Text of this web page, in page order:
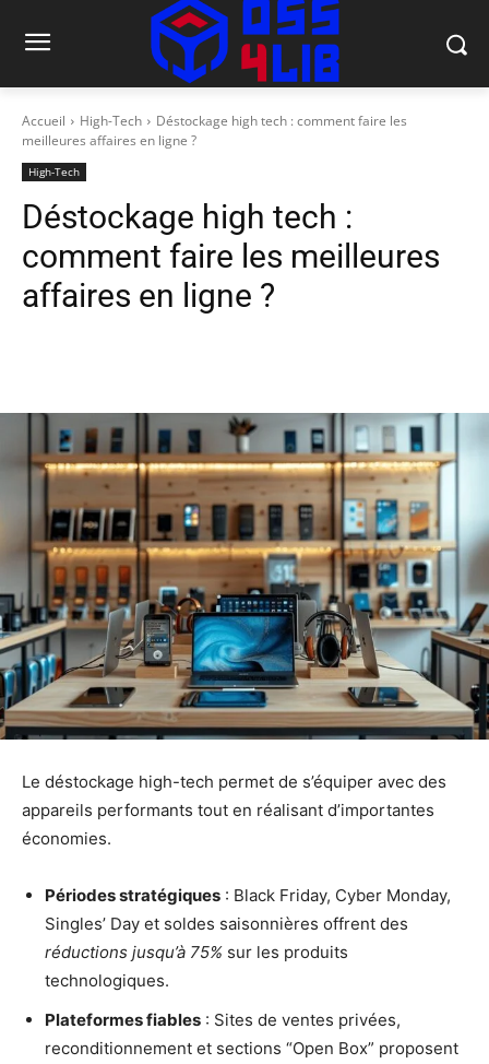
Accueil High-Tech
Déstockage high tech : comment faire les
meilleures affaires en ligne ?
High-Tech
Déstockage high tech :
comment faire les meilleures
affaires en ligne ?
Le déstockage high-tech permet de s’équiper avec des
appareils performants tout en réalisant d’importantes
économies.
Périodes stratégiques : Black Friday, Cyber Monday,
Singles’ Day et soldes saisonnières offrent des
réductions jusqu’à 75% sur les produits
technologiques.
Plateformes fiables : Sites de ventes privées,
reconditionnement et sections “Open Box” proposent